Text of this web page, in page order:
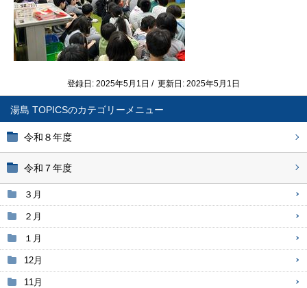
湯島 TOPICS
令和８年度
令和７年度
３月
２月
１月
12月
11月
登録日: 2025年5月1日 / 更新日: 2025年5月1日